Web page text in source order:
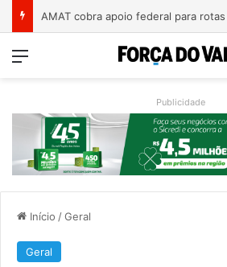
A arte de projetar o dom de cuidar
Menu
Publicidade
Início /Geral
Geral